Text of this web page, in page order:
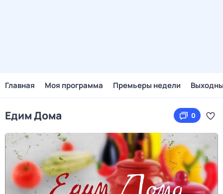
Главная Моя программа Премьеры недели
Едим Дома 0